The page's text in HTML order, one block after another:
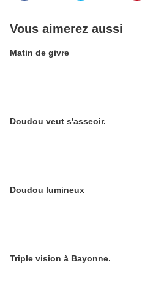
Vous aimerez aussi
Matin de givre
Doudou veut s'asseoir.
Doudou lumineux
Triple vision à Bayonne.